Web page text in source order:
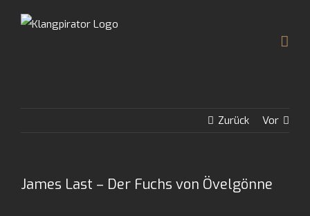
Zurück Vor
James Last – Der Fuchs von Övelgönne